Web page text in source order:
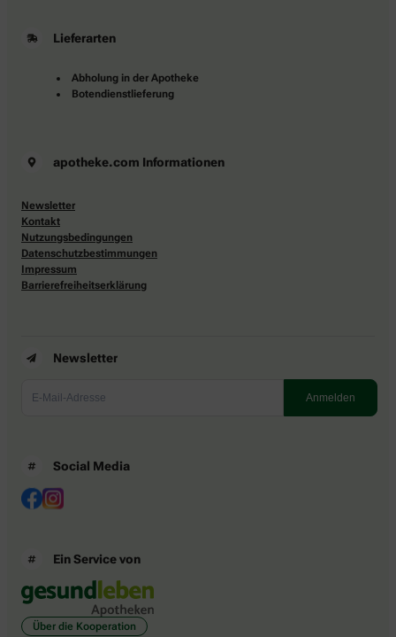
Lieferarten
Abholung in der Apotheke
Botendienstlieferung
apotheke.com Informationen
Newsletter
Kontakt
Nutzungsbedingungen
Datenschutzbestimmungen
Impressum
Barrierefreiheitserklärung
Newsletter
Social Media
Ein Service von
Über die Kooperation